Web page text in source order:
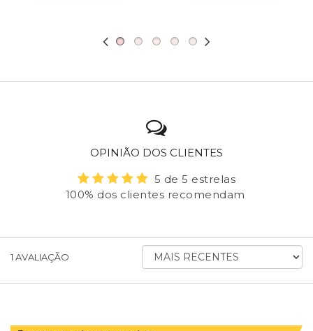
OPINIÃO DOS CLIENTES
5 de 5 estrelas
100% dos clientes recomendam
1 AVALIAÇÃO
ORDENAR
AVALIAÇÕES